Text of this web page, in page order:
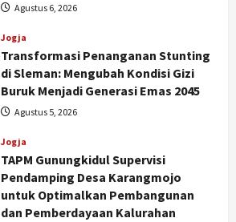
Agustus 5, 2026
Jogja
TAPM Gunungkidul Supervisi
Pendamping Desa Karangmojo
untuk Optimalkan Pembangunan
dan Pemberdayaan Kalurahan
Nasional
Kasus Eks Jampidsus Febrie
Adriansyah Diminta Diusut Tuntas,
Pengamat Dorong Reformasi
Kejaksaan